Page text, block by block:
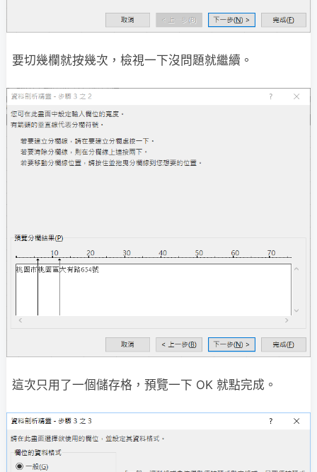
要切幾欄就按幾次，檢視一下沒問題就繼續。
這次只用了一個儲存格，預覽一下 OK 就點完成。